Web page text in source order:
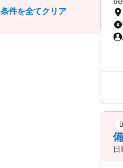
条件を全てクリア